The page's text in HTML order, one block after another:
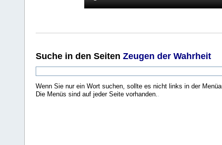
Suche in den Seiten Zeugen der Wahrheit
Wenn Sie nur ein Wort suchen, sollte es nicht links in der
Die Menüs sind auf jeder Seite vorhanden.